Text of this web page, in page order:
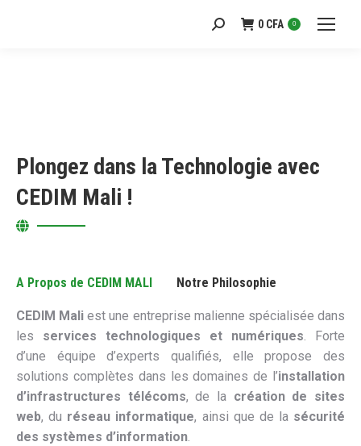
Recherche
0 CFA 0
Plongez dans la Technologie avec
CEDIM Mali !
A Propos de CEDIM MALI Notre Philosophie
CEDIM Mali est une entreprise malienne spécialisée dans
les services technologiques et numériques. Forte
d’une équipe d’experts qualifiés, elle propose des
solutions complètes dans les domaines de l’installation
d’infrastructures télécoms, de la création de sites
web, du réseau informatique, ainsi que de la sécurité
des systèmes d’information.